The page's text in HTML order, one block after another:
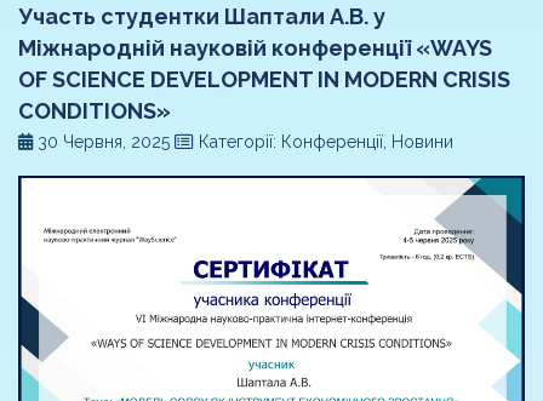
Участь студентки Шаптали А.В. у
Міжнародній науковій конференції «WAYS
OF SCIENCE DEVELOPMENT IN MODERN CRISIS
CONDITIONS»
30 Червня, 2025 Категорії: Конференції, Новини